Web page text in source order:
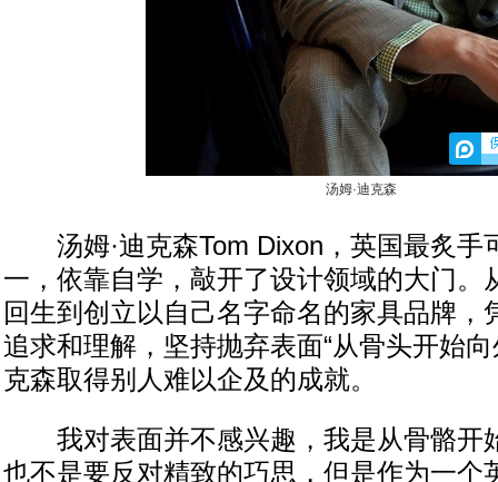
汤姆·迪克森
汤姆·迪克森Tom Dixon，英国最炙手
一，依靠自学，敲开了设计领域的大门。
回生到创立以自己名字命名的家具品牌，
追求和理解，坚持抛弃表面“从骨头开始向
克森取得别人难以企及的成就。
我对表面并不感兴趣，我是从骨骼开
也不是要反对精致的巧思，但是作为一个